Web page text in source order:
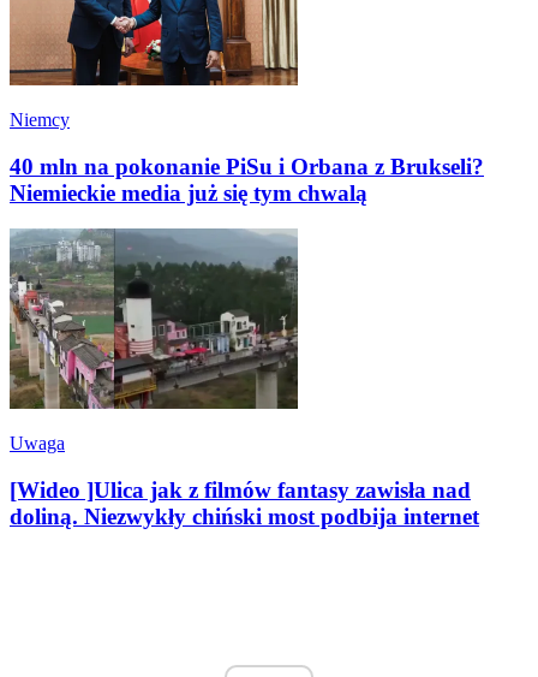
Niemcy
40 mln na pokonanie PiSu i Orbana z Brukseli?
Niemieckie media już się tym chwalą
Uwaga
[Wideo ]Ulica jak z filmów fantasy zawisła nad
doliną. Niezwykły chiński most podbija internet